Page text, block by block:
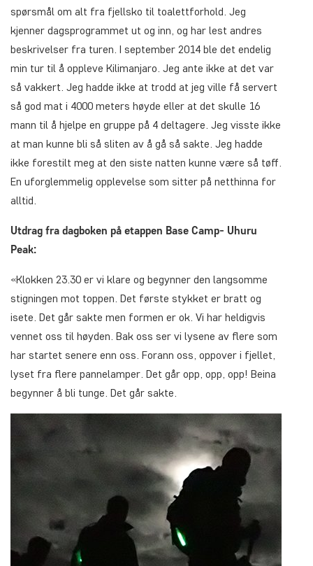
spørsmål om alt fra fjellsko til toalettforhold. Jeg
kjenner dagsprogrammet ut og inn, og har lest andres
beskrivelser fra turen. I september 2014 ble det endelig
min tur til å oppleve Kilimanjaro. Jeg ante ikke at det var
så vakkert. Jeg hadde ikke at trodd at jeg ville få servert
så god mat i 4000 meters høyde eller at det skulle 16
mann til å hjelpe en gruppe på 4 deltagere. Jeg visste ikke
at man kunne bli så sliten av å gå så sakte. Jeg hadde
ikke forestilt meg at den siste natten kunne være så tøff.
En uforglemmelig opplevelse som sitter på netthinna for
alltid.
Utdrag fra dagboken på etappen Base Camp- Uhuru
Peak:
«Klokken 23.30 er vi klare og begynner den langsomme
stigningen mot toppen. Det første stykket er bratt og
isete. Det går sakte men formen er ok. Vi har heldigvis
vennet oss til høyden. Bak oss ser vi lysene av flere som
har startet senere enn oss. Forann oss, oppover i fjellet,
lyset fra flere pannelamper. Det går opp, opp, opp! Beina
begynner å bli tunge. Det går sakte.